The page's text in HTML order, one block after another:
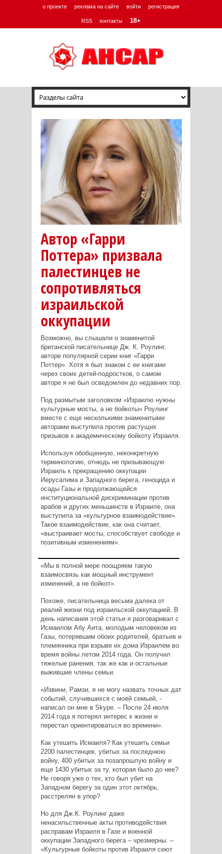
о проекте реклама на сайте войти регистрация
RSS контакты 18+
Автор «Гарри
Поттера» призвала
палестинцев не
сопротивляться
израильской
оккупации
Возможно, вы слышали о знаменитой
британской писательнице Дж. К. Роулинг,
авторе популярной серии книг «Гарри
Поттер». Хотя я был знаком с ее книгами
через своих детей-подростков, о самом
авторе я не был осведомлен до недавних пор.
Под размытым заголовком «Израилю нужны
культурные мосты, а не бойкоты» Роулинг
вместе с еще несколькими знаменитыми
авторами выступила против растущих
призывов к академическому бойкоту Израиля.
Используя обобщенную, неконкретную
терминологию, отнюдь не призывающую
Израиль к прекращению оккупации
Иерусалима и Западного берега, геноцида и
осады Газы и продолжающейся
институциональной дискриминации против
арабов и других меньшинств в Израиле, она
выступила за «культурное взаимодействие».
Такое взаимодействие, как она считает,
«выстраивает мосты, способствует свободе и
позитивным изменениям».
«Мы в полной мере поощряем такую
взаимосвязь как мощный инструмент
изменений, а не бойкот».
Похоже, писательница весьма далека от
реалий жизни под израильской оккупацией. В
день написания этой статьи я разговаривал с
Исмаилом Абу Аита, молодым человеком из
Газы, потерявшим обоих родителей, братьев и
племянника при взрыве их дома Израилем во
время войны летом 2014 года. Он получил
тяжелые ранения, так же как и остальные
выжившие члены семьи.
«Извини, Рамзи, я не могу назвать точных дат
событий, случившихся с моей семьей, -
написал он мне в Skype. – После 24 июля
2014 года я потерял интерес к жизни и
перестал ориентироваться во времени».
Как утешить Исмаиля? Как утешить семьи
2200 палестинцев, убитых за последнюю
войну, 400 убитых за позапрошлую войну и
еще 1430 убитых за ту, которая было до нее?
Не говоря уже о тех, кто был убит на
Западном берегу за один этот октябрь,
расстрелян в упор?
Но для Дж.К. Роулинг даже
ненасильственные акты противодействия
расправам Израиля в Газе и военной
оккупации Западного берега – чрезмерны. –
«Культурные бойкоты против Израиля сеют